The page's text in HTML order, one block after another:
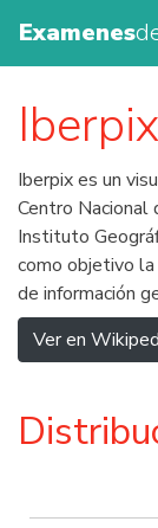
Examenes
Iberpix
Iberpix es un
Centro Nacional
Instituto
como objetivo la
de información
Ver en